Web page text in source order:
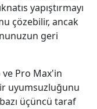
yapıştırmayı
çözebilir, ancak
geri
ve Pro Max'in
uyumsuzluğunu
üçüncü taraf